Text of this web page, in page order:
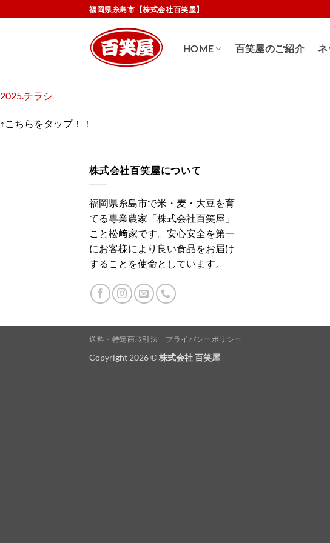
to
福岡県糸島市【株式会社百笑屋】
HOME 百笑屋のご紹介 ネ
2025.チラシ
↑こちらをタップ！！
株式会社百笑屋について
福岡県糸島市で米・麦・大豆を育
てる専業農家「株式会社百笑屋」
こと松﨑家です。安心安全を第一
にお客様により良い食品をお届け
することを使命としています。
送料・特定商取引法 プライバシーポリシー
Copyright 2026 ©株式会社 百笑屋